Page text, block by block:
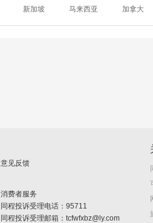
新加坡 马来西亚 加拿大
意见反馈
消费者服务
同程投诉受理电话：95711
同程投诉受理邮箱：tcfwfxbz@ly.com